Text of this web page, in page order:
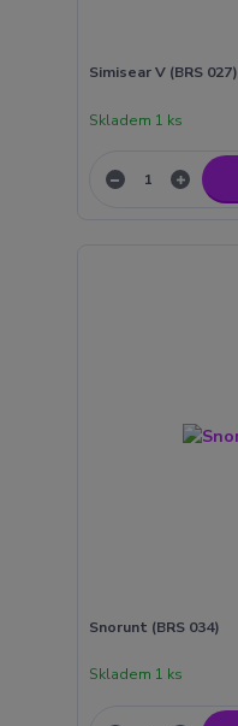
Simisear V (BRS 027)
Skladem 1 ks
Snorunt (BRS 034)
Skladem 1 ks